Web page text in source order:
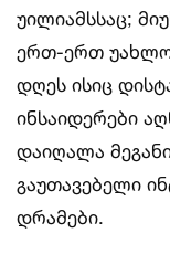
უილიამსსაც;
ერთ-ერთ
დღეს ისიც
ინსაიდერები
დაიღალა
გაუთავებელი
დრამები.